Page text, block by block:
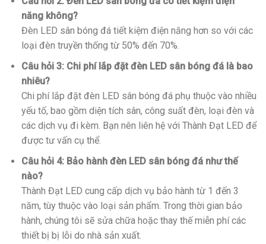
năng không?
Đèn LED sân bóng đá tiết kiệm điện năng hơn so với các
loại đèn truyền thống từ 50% đến 70%.
Câu hỏi 3: Chi phí lắp đặt đèn LED sân bóng đá là bao
nhiêu?
Chi phí lắp đặt đèn LED sân bóng đá phụ thuộc vào nhiều
yếu tố, bao gồm diện tích sân, công suất đèn, loại đèn và
các dịch vụ đi kèm. Bạn nên liên hệ với Thành Đạt LED để
được tư vấn cụ thể.
Câu hỏi 4: Bảo hành đèn LED sân bóng đá như thế
nào?
Thành Đạt LED cung cấp dịch vụ bảo hành từ 1 đến 3
năm, tùy thuộc vào loại sản phẩm. Trong thời gian bảo
hành, chúng tôi sẽ sửa chữa hoặc thay thế miễn phí các
thiết bị bị lỗi do nhà sản xuất.